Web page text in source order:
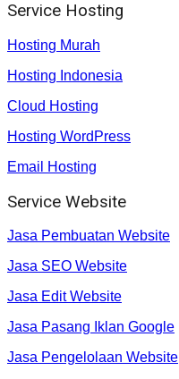
Service Hosting
Hosting Murah
Hosting Indonesia
Cloud Hosting
Hosting WordPress
Email Hosting
Service Website
Jasa Pembuatan Website
Jasa SEO Website
Jasa Edit Website
Jasa Pasang Iklan Google
Jasa Pengelolaan Website